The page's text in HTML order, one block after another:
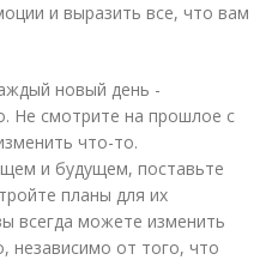
и выразить все, что вам
новый день -
Не смотрите на прошлое с
что-то.
и будущем, поставьте
планы для их
всегда можете изменить
независимо от того, что